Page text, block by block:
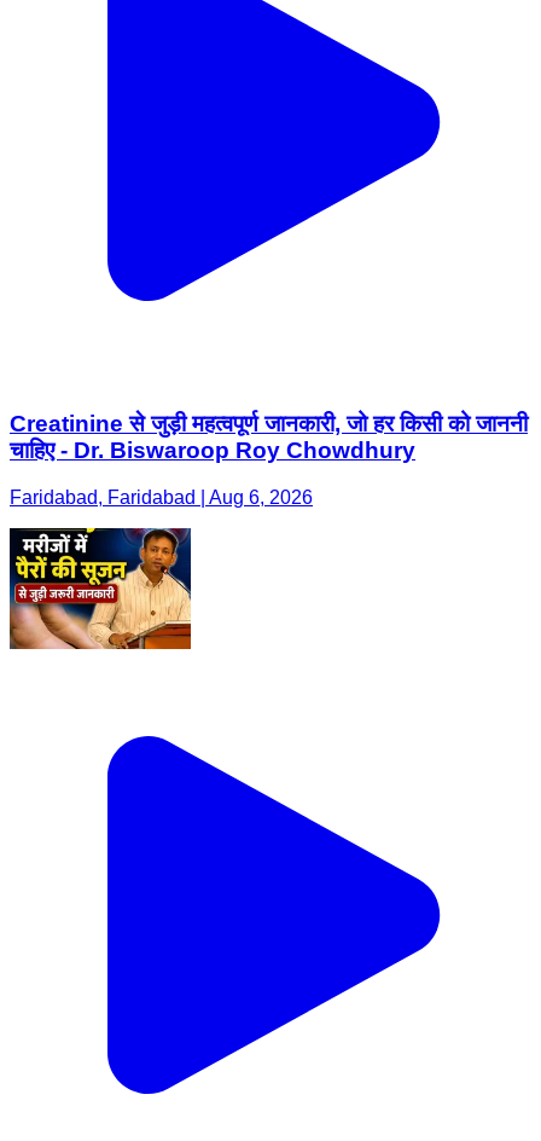
Creatinine से जुड़ी महत्वपूर्ण जानकारी, जो हर किसी को जाननी
चाहिए - Dr. Biswaroop Roy Chowdhury
Faridabad, Faridabad | Aug 6, 2026